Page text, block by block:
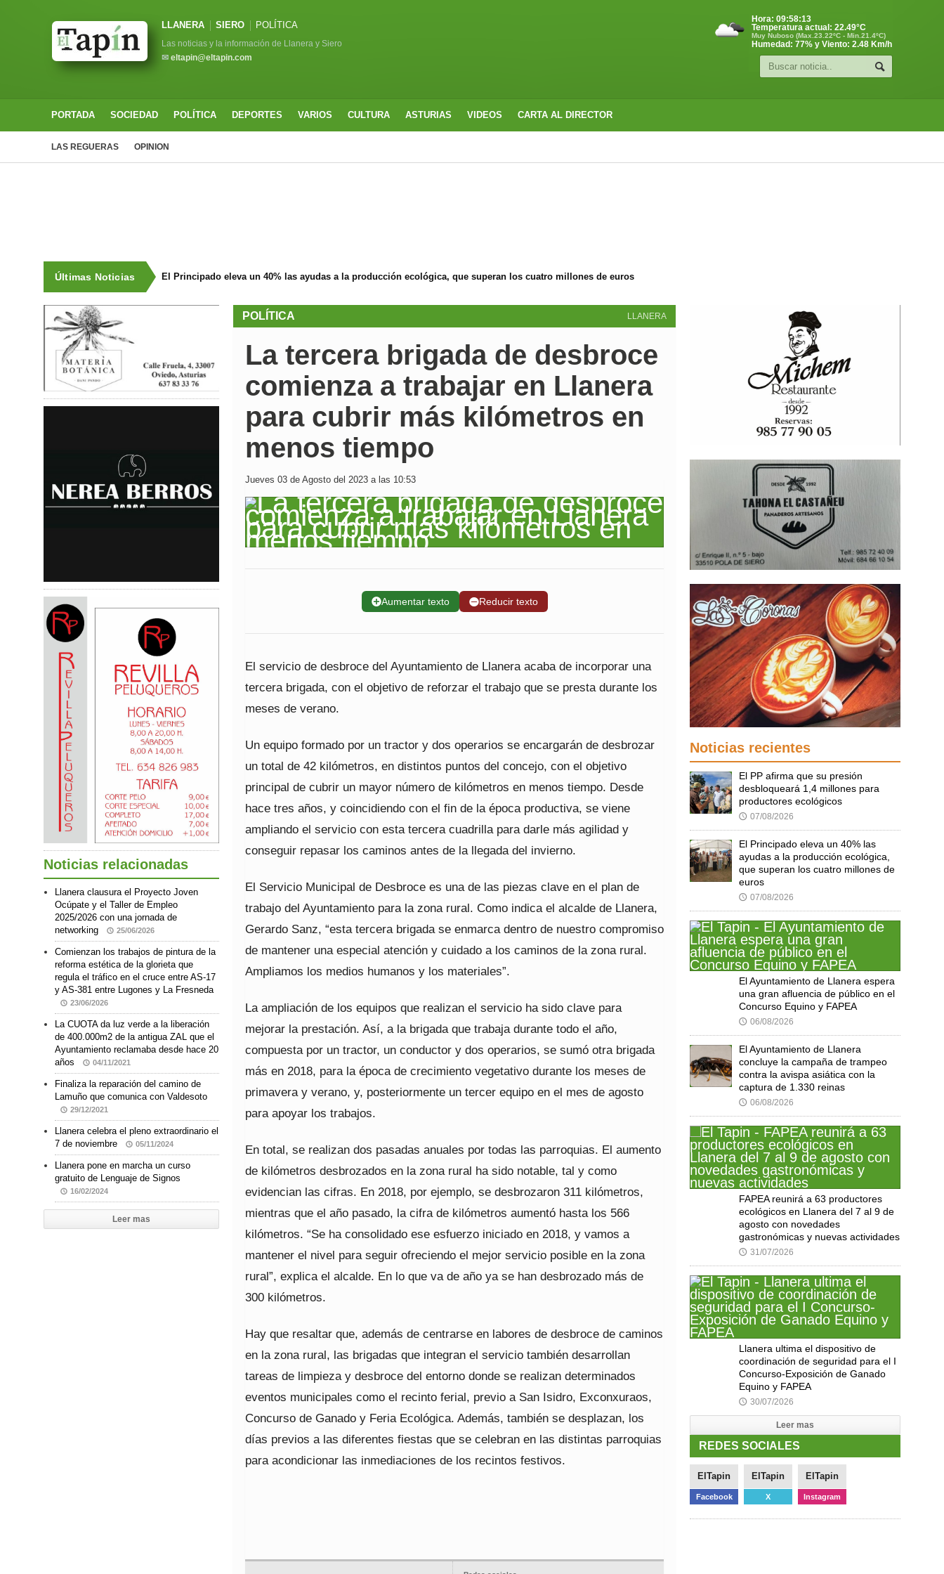
LLANERA SIERO POLÍTICA
Las noticias y la información de Llanera y Siero
✉ eltapin@eltapin.com
Hora: 09:58:14
Temperatura actual: 22.49°C
Muy Nuboso (Max.23.22ºC - Min.21.4ºC)
Humedad: 77% y Viento: 2.48 Km/h
PORTADA SOCIEDAD POLÍTICA DEPORTES VARIOS CULTURA ASTURIAS VIDEOS CARTA AL DIRECTOR
LAS REGUERAS OPINION
Últimas Noticias El Principado eleva un 40% las ayudas a la producción ecológica, que superan los cuatro millones de euros
LLANERA
POLÍTICA
La tercera brigada de desbroce
comienza a trabajar en Llanera
para cubrir más kilómetros en
menos tiempo
Jueves 03 de Agosto del 2023 a las 10:53
➕Aumentar texto ➖Reducir texto
El servicio de desbroce del Ayuntamiento de Llanera acaba de incorporar una
tercera brigada, con el objetivo de reforzar el trabajo que se presta durante los
meses de verano.
Un equipo formado por un tractor y dos operarios se encargarán de desbrozar
un total de 42 kilómetros, en distintos puntos del concejo, con el objetivo
principal de cubrir un mayor número de kilómetros en menos tiempo. Desde
hace tres años, y coincidiendo con el fin de la época productiva, se viene
ampliando el servicio con esta tercera cuadrilla para darle más agilidad y
conseguir repasar los caminos antes de la llegada del invierno.
El Servicio Municipal de Desbroce es una de las piezas clave en el plan de
trabajo del Ayuntamiento para la zona rural. Como indica el alcalde de Llanera,
Gerardo Sanz, “esta tercera brigada se enmarca dentro de nuestro compromiso
de mantener una especial atención y cuidado a los caminos de la zona rural.
Ampliamos los medios humanos y los materiales”.
La ampliación de los equipos que realizan el servicio ha sido clave para
mejorar la prestación. Así, a la brigada que trabaja durante todo el año,
compuesta por un tractor, un conductor y dos operarios, se sumó otra brigada
más en 2018, para la época de crecimiento vegetativo durante los meses de
primavera y verano, y, posteriormente un tercer equipo en el mes de agosto
para apoyar los trabajos.
En total, se realizan dos pasadas anuales por todas las parroquias. El aumento
de kilómetros desbrozados en la zona rural ha sido notable, tal y como
evidencian las cifras. En 2018, por ejemplo, se desbrozaron 311 kilómetros,
mientras que el año pasado, la cifra de kilómetros aumentó hasta los 566
kilómetros. “Se ha consolidado ese esfuerzo iniciado en 2018, y vamos a
mantener el nivel para seguir ofreciendo el mejor servicio posible en la zona
rural”, explica el alcalde. En lo que va de año ya se han desbrozado más de
300 kilómetros.
Hay que resaltar que, además de centrarse en labores de desbroce de caminos
en la zona rural, las brigadas que integran el servicio también desarrollan
tareas de limpieza y desbroce del entorno donde se realizan determinados
eventos municipales como el recinto ferial, previo a San Isidro, Exconxuraos,
Concurso de Ganado y Feria Ecológica. Además, también se desplazan, los
días previos a las diferentes fiestas que se celebran en las distintas parroquias
para acondicionar las inmediaciones de los recintos festivos.
Noticias relacionadas
Llanera clausura el Proyecto Joven
Ocúpate y el Taller de Empleo
2025/2026 con una jornada de
networking
25/06/2026
Comienzan los trabajos de pintura de la
reforma estética de la glorieta que
regula el tráfico en el cruce entre AS-17
y AS-381 entre Lugones y La Fresneda
23/06/2026
La CUOTA da luz verde a la liberación
de 400.000m2 de la antigua ZAL que el
Ayuntamiento reclamaba desde hace 20
años
04/11/2021
Finaliza la reparación del camino de
Lamuño que comunica con Valdesoto
29/12/2021
Llanera celebra el pleno extraordinario el
7 de noviembre
05/11/2024
Llanera pone en marcha un curso
gratuito de Lenguaje de Signos
16/02/2024
Leer mas
Noticias recientes
El PP afirma que su presión
desbloqueará 1,4 millones para
productores ecológicos
🕔 07/08/2026
El Principado eleva un 40% las
ayudas a la producción ecológica,
que superan los cuatro millones de
euros
🕔 07/08/2026
El Ayuntamiento de Llanera espera
una gran afluencia de público en el
Concurso Equino y FAPEA
🕔 06/08/2026
El Ayuntamiento de Llanera
concluye la campaña de trampeo
contra la avispa asiática con la
captura de 1.330 reinas
🕔 06/08/2026
FAPEA reunirá a 63 productores
ecológicos en Llanera del 7 al 9 de
agosto con novedades
gastronómicas y nuevas actividades
🕔 31/07/2026
Llanera ultima el dispositivo de
coordinación de seguridad para el I
Concurso-Exposición de Ganado
Equino y FAPEA
🕔 30/07/2026
Leer mas
REDES SOCIALES
ElTapin
Facebook
ElTapin
X
ElTapin
Instagram